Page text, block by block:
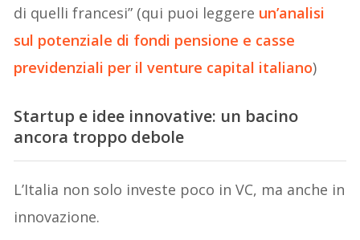
di quelli francesi” (qui puoi leggere un’analisi
sul potenziale di fondi pensione e casse
previdenziali per il venture capital italiano)
Startup e idee innovative: un bacino
ancora troppo debole
L’Italia non solo investe poco in VC, ma anche in
innovazione.